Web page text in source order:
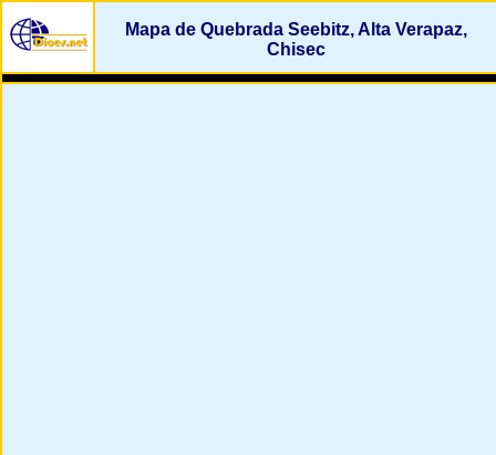
Mapa de Quebrada Seebitz, Alta Verapaz,
Chisec